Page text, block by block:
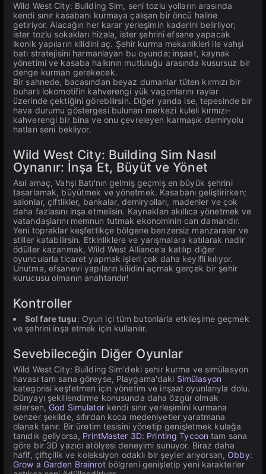
Wild West City: Building Sim, seni tozlu yolların arasında
kendi sınır kasabanı kurmaya çalışan bir öncü haline
getiriyor. Alacağın her karar yerleşimin kaderini belirliyor;
ister tozlu sokakları hizala, ister şehrini efsane yapacak
ikonik yapıların kilidini aç. Şehir kurma mekanikleri ile vahşi
batı stratejisini harmanlayan bu oyunda; inşaat, kaynak
yönetimi ve kasaba halkının mutluluğu arasında kusursuz bir
denge kurman gerekecek.
Bir sahnede, bacasından beyaz dumanlar tüten kırmızı bir
buharlı lokomotifin kahverengi yük vagonlarını raylar
üzerinde çektiğini görebilirsin. Diğer yanda ise, tepesinde bir
hava durumu göstergesi bulunan merkezi kuleli kırmızı-
kahverengi bir bina ve onu çevreleyen karmaşık demiryolu
hatları seni bekliyor.
Wild West City: Building Sim Nasıl
Oynanır: İnşa Et, Büyüt ve Yönet
Asıl amaç, Vahşi Batı'nın gelmiş geçmiş en büyük şehrini
tasarlamak, büyütmek ve yönetmek. Kasabanı geliştirirken;
salonlar, çiftlikler, bankalar, demiryolları, madenler ve çok
daha fazlasını inşa etmelisin. Kaynakları akıllıca yönetmek ve
vatandaşlarını memnun tutmak ekonominin can damarıdır.
Yeni topraklar keşfettikçe bölgene benzersiz manzaralar ve
stiller katabilirsin. Etkinliklere ve yarışmalara katılarak nadir
ödüller kazanmak, Wild West Alliance'a katılıp diğer
oyuncularla ticaret yapmak işleri çok daha keyifli kılıyor.
Unutma, efsanevi yapıların kilidini açmak gerçek bir şehir
kurucusu olmanın anahtarıdır!
Kontroller
Sol fare tuşu: Oyun içi tüm butonlarla etkileşime geçmek
ve şehrini inşa etmek için kullanılır.
Sevebileceğin Diğer Oyunlar
Wild West City: Building Sim'deki şehir kurma ve simülasyon
havası tam sana göreyse, Playgama'daki Simülasyon
kategorisi keşfetmen için yönetim ve inşaat oyunlarıyla dolu.
Dünyayı şekillendirme konusunda daha özgür olmak
istersen, God Simulatorkendi sınır yerleşimini kurmana
benzer şekilde, sıfırdan koca medeniyetler yaratmana
olanak tanır. Bir üretim tesisini yönetip genişletmek kulağa
tanıdık geliyorsa, PrintMaster 3D: Printing Tycoon tam sana
göre bir 3D yazıcı atölyesi deneyimi sunuyor. Biraz daha
hafif, çiftçilik ve koleksiyon odaklı bir şeyler arıyorsan, Obby:
Grow a Garden Brainrotbölgreni genişletip yeni karakterler